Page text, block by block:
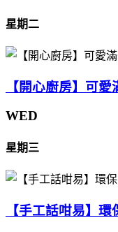
星期二
【開心廚房】可
WED
星期三
【手工話咁易】